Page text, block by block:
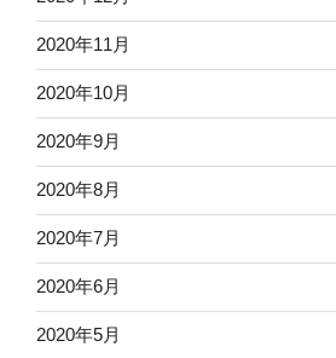
2020年11月
2020年10月
2020年9月
2020年8月
2020年7月
2020年6月
2020年5月